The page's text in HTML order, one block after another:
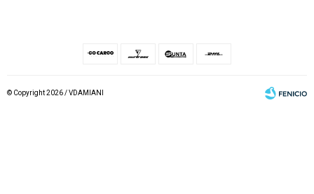
© Copyright 2026 / VDAMIANI